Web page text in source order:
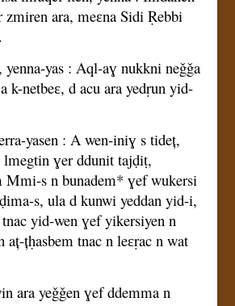
zmiren ara, meɛna Sidi Ṛebbi
yas : Aql-aɣ nukkni neǧǧa
k-netbeɛ, d acu ara yedṛun yid-
yasen : A wen-iniɣ s tideț,
lmegtin ɣer ddunit tajḍiṭ,
Mmi-s n bunadem* ɣef wukersi
s, ula d kunwi yeddan yid-i,
yid-wen ɣef yikersiyen n
aț-țḥasbem tnac n leɛṛac n wat
ara yeǧǧen ɣef ddemma n